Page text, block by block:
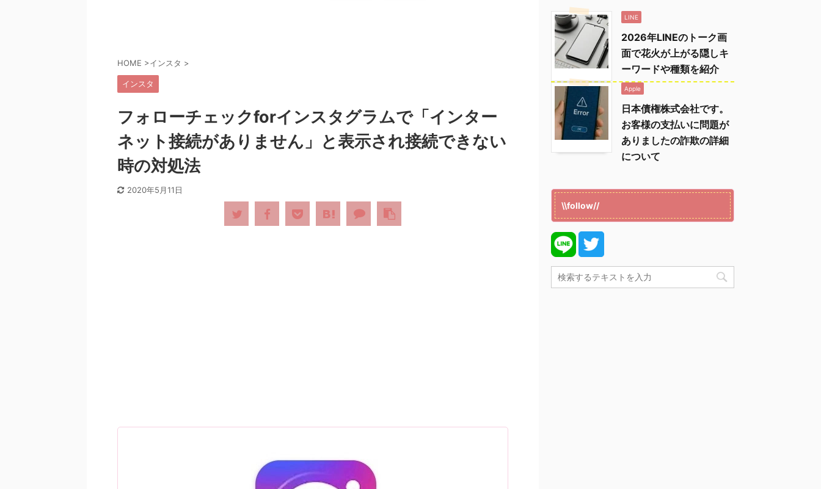
HOME >インスタ >
インスタ
フォローチェックforインスタグラムで「インター
ネット接続がありません」と表示され接続できない
時の対処法
2020年5月11日
LINE
2026年LINEのトーク画
面で花火が上がる隠しキ
ーワードや種類を紹介
Apple
日本債権株式会社です。
お客様の支払いに問題が
ありましたの詐欺の詳細
について
\\follow//